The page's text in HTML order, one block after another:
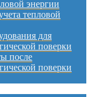
энергии
тепловой
для
поверки
после
поверки